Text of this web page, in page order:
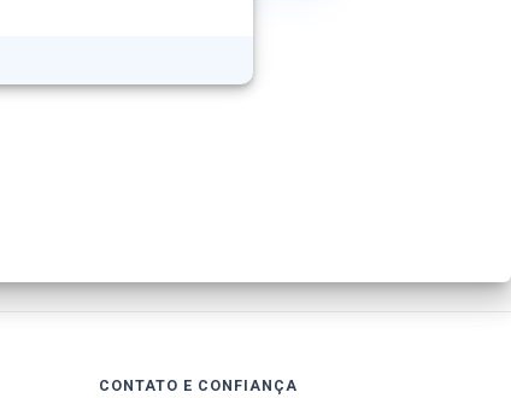
CONTATO E CONFIANÇA